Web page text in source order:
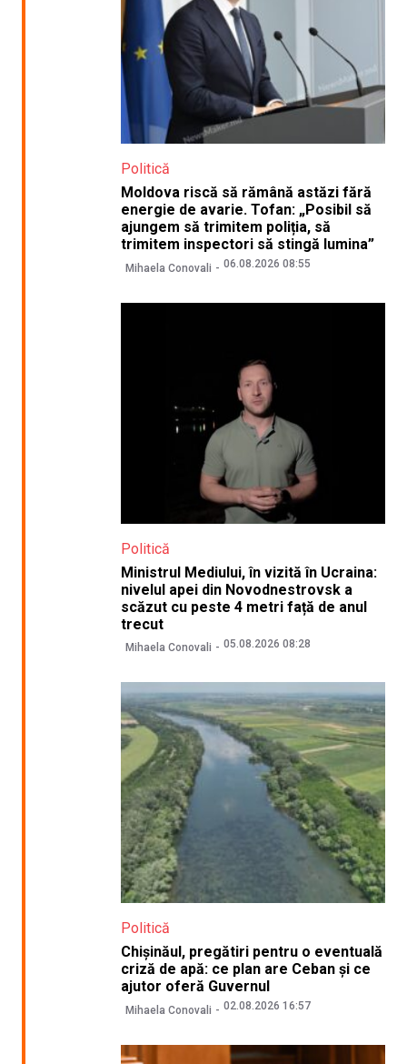
Politică
Moldova riscă să rămână astăzi fără
energie de avarie. Tofan: „Posibil să
ajungem să trimitem poliția, să
trimitem inspectori să stingă lumina”
Mihaela Conovali 06.08.2026 08:55
Politică
Ministrul Mediului, în vizită în Ucraina:
nivelul apei din Novodnestrovsk a
scăzut cu peste 4 metri față de anul
trecut
Mihaela Conovali 05.08.2026 08:28
Politică
Chișinăul, pregătiri pentru o eventuală
criză de apă: ce plan are Ceban și ce
ajutor oferă Guvernul
Mihaela Conovali 02.08.2026 16:57